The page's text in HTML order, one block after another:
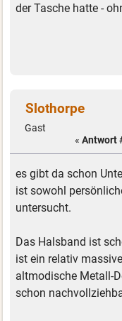
der Tasche hatte -
Slothorpe
Gast
« Antwort
es gibt da schon
ist sowohl
untersucht.
Das Halsband ist
ist ein relativ
altmodische Metall-
schon